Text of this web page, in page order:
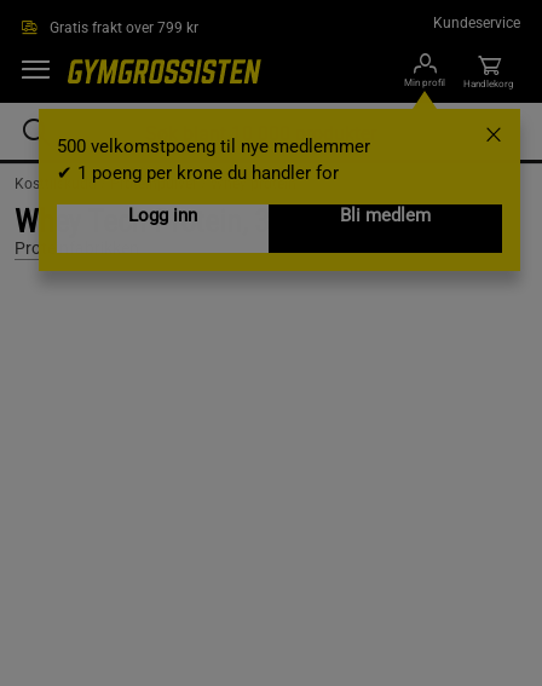
Gratis frakt over 799 kr Kundeservice
Min profil
500 velkomstpoeng til nye medlemmer
✔ 1 poeng per krone du handler for
Logg inn
Bli medlem
Handlekorg
Kosttilskudd / Proteinpulver / Whey protein
Whey Tech Protein, 3000 g, Sjokolade
Proteinfabrikken